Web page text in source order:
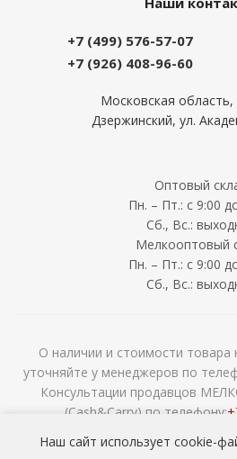
+7 (499) 576-57-07
+7 (926) 408-96-60
Московская
Дзержинский, ул.
Оптовый
Пн. – Пт.: с 9:00
Сб., Вс.:
Мелкооптовый
Пн. – Пт.: с 9:00
Сб., Вс.:
О наличии и стоимости
уточняйте у менеджеров по
Консультации продавцов
(Cash&Carry) по телефону:
сада
Наш сайт использует cookie-